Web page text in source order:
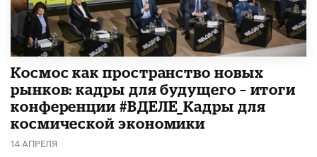
Космос как пространство новых
рынков: кадры для будущего – итоги
конференции #ВДЕЛЕ_Кадры для
космической экономики
14 АПРЕЛЯ